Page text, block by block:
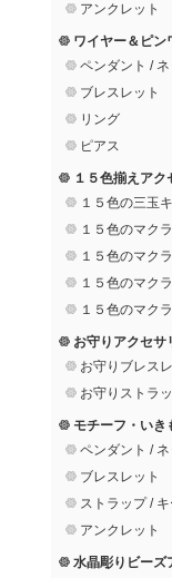
アンクレット
ワイヤー＆ピン
ペンダント /
ブレスレット
リング
ピアス
１５色揃えアク
１５色の三玉
１５色のマク
１５色のマク
１５色のマク
１５色のマク
お守りアクセサ
お守りブレス
お守りストラ
モチーフ・いき
ペンダント /
ブレスレット
ストラップ /
アンクレット
水晶彫りビーズ